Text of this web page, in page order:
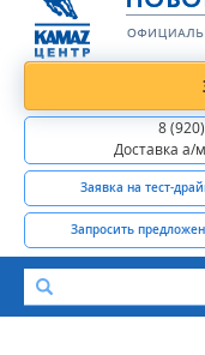
8
Доставка а/
Заявка на тест-
Запросить